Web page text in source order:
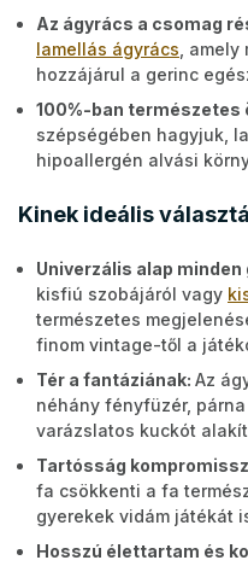
Az ágyrács a csomag
lamellás ágyrács ,
hozzájárul a gerinc
100%-ban természetes
szépségében hagyjuk,
hipoallergén alvási
Kinek ideális
Univerzális alap
kisfiú szobájáról vagy
természetes
finom vintage-től a
Tér a fantáziának: Az
néhány fényfüzér,
varázslatos kuckót
Tartósság
fa csökkenti a fa
gyerekek vidám játékát
Hosszú élettartam és